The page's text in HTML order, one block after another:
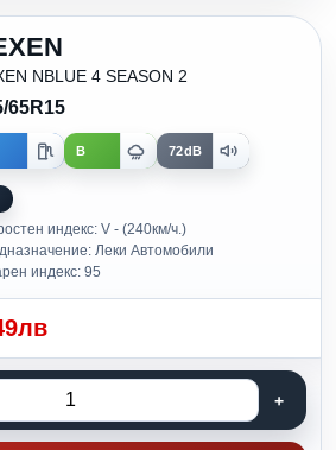
NBLUE 4 SEASON 2
65R15
B 72dB
индекс: V - (240км/ч.)
Леки Автомобили
индекс: 95